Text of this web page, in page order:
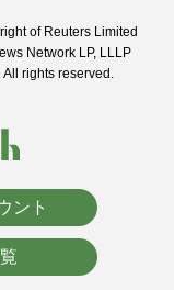
of Reuters Limited
Network LP, LLLP
rights reserved.
ント